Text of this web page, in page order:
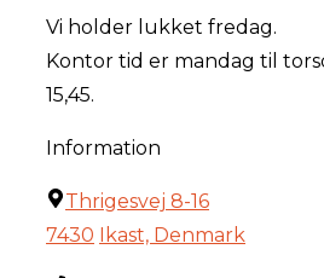
Vi holder lukket fredag.
Kontor tid er mandag til
15,45.
Information
Thrigesvej 8-16
7430
Ikast, Denmark